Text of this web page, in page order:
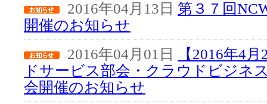
2016年04月13日 第３７回
開催のお知らせ
2016年04月01日
【2016年4
ドサービス部会・クラウドビジネ
会開催のお知らせ